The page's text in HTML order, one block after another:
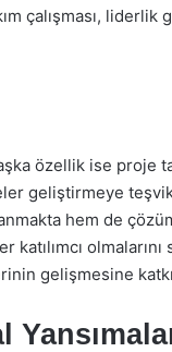
çalışması,
özellik ise proje
geliştirmeye
hem de
olmalarını
gelişmesine